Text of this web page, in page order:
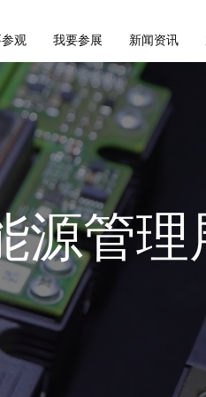
观 我要参展 新闻资讯
源管